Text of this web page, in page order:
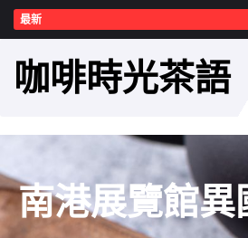
最新
咖啡時光茶語
南港展覽館